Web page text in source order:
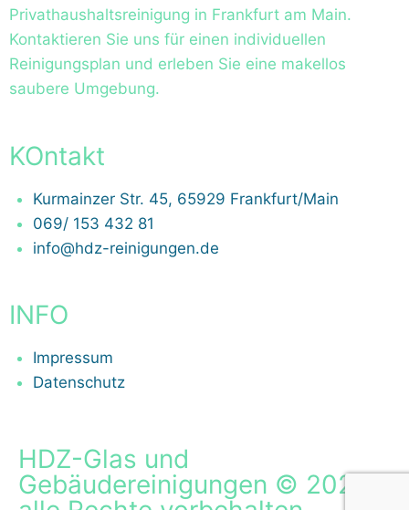
Privathaushaltsreinigung in Frankfurt am Main.
Kontaktieren Sie uns für einen individuellen
Reinigungsplan und erleben Sie eine makellos
saubere Umgebung.
KOntakt
Kurmainzer Str. 45, 65929 Frankfurt/Main
069/ 153 432 81
info@hdz-reinigungen.de
INFO
Impressum
Datenschutz
HDZ-Glas und
Gebäudereinigungen © 2023